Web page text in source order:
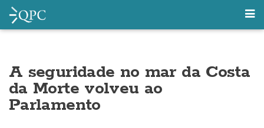
A seguridade no mar da Costa
da Morte volveu ao
Parlamento